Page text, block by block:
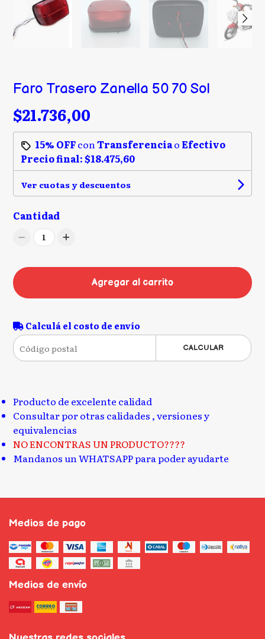
Faro Trasero Zanella 50 70 Sol
$21.736,00
15% OFFconTransferenciao Efectivo
Precio final:$18.475,60
Ver cuotas y descuentos
Cantidad
1
Agregar al carrito
Calculá el costo de envío
CALCULAR
Producto de excelente calidad
Consultar por otras calidades , versiones y
equivalencias
NO ENCONTRAS UN PRODUCTO????
Mandanos un WHATSAPP para poder ayudarte
Medios de pago
Medios de envío